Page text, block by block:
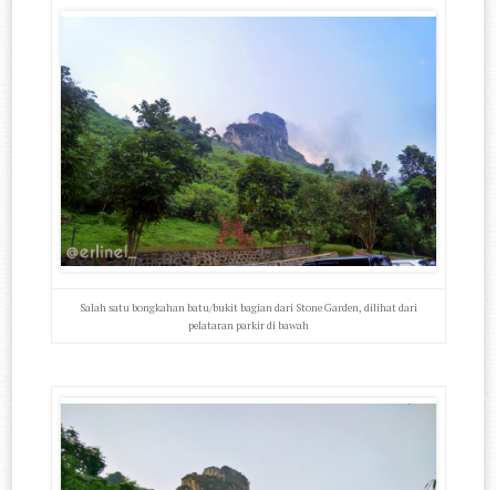
Salah satu bongkahan batu/bukit bagian dari Stone Garden, dilihat dari
pelataran parkir di bawah